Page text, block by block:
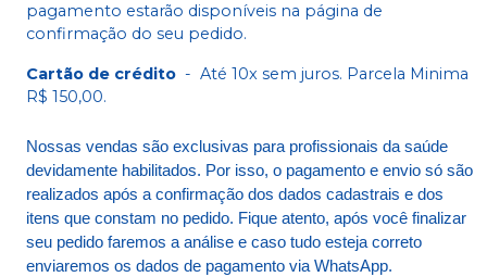
pagamento estarão disponíveis na página de
confirmação do seu pedido.
Cartão de crédito - Até 10x sem juros. Parcela Minima
R$ 150,00.
Nossas vendas são exclusivas para profissionais da saúde
devidamente habilitados. Por isso, o pagamento e envio só são
realizados após a confirmação dos dados cadastrais e dos
itens que constam no pedido. Fique atento, após você finalizar
seu pedido faremos a análise e caso tudo esteja correto
enviaremos os dados de pagamento via WhatsApp.